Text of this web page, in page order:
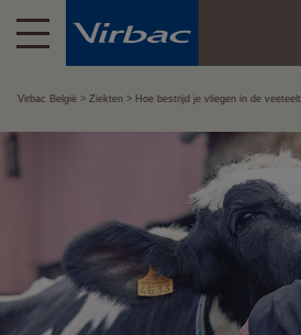
Virbac België Ziekten Hoe bestrijd je vliegen in de veeteelt